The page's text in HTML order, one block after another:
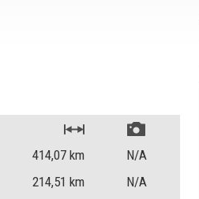
414,07 km
N/A
214,51 km
N/A